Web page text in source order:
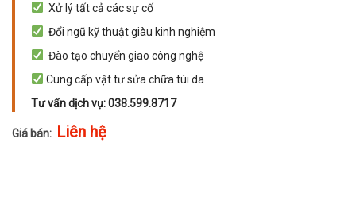
Xử lý tất cả các sự cố
Đổi ngũ kỹ thuật giàu kinh nghiệm
Đào tạo chuyển giao công nghệ
Cung cấp vật tư sửa chữa túi da
Tư vấn dịch vụ: 038.599.8717
Giá bán: Liên hệ